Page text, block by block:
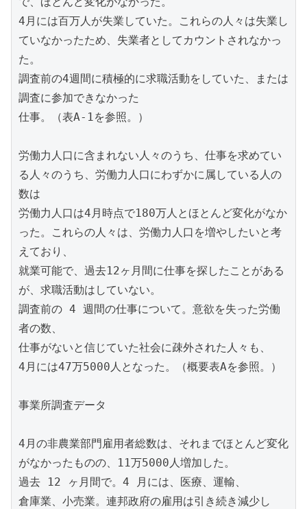
4月には百万人が失業していた。これらの人々は失業し
ていなかったため、失業者としてカウントされなかっ
た。
調査前の4週間に積極的に求職活動をしていた、または
調査に参加できなかった
仕事。（表A-1を参照。）
労働力人口に含まれない人々のうち、仕事を求めてい
る人々のうち、労働力人口にわずかに属している人の
数は
労働力人口は4月時点で180万人とほとんど変化がなか
った。これらの人々は、労働力人口を増やしたいと考
えており、
就業可能で、過去12ヶ月間に仕事を探したことがある
が、求職活動はしていない。
調査前の 4 週間の仕事について。意欲を失った労働
者の数、
仕事がないと信じていた社会に疎外された人々も、
4月には47万5000人となった。（概要表Aを参照。）
事業所調査データ
4月の非農業部門雇用者総数は、それまでほとんど変化
がなかったものの、11万5000人増加した。
過去 12 ヶ月間で。4 月には、医療、運輸、
倉庫業、小売業。連邦政府の雇用は引き続き減少し